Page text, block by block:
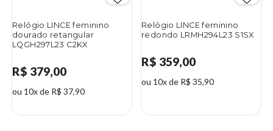
Relógio LINCE feminino
dourado retangular
LQGH297L23 C2KX
R$ 379,00
ou 10x de R$ 37,90
Relógio LINCE feminino
redondo LRMH294L23 S1SX
R$ 359,00
ou 10x de R$ 35,90